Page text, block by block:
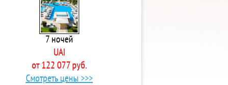
7 ночей
UAI
от 122 077 руб.
Смотреть цены >>>